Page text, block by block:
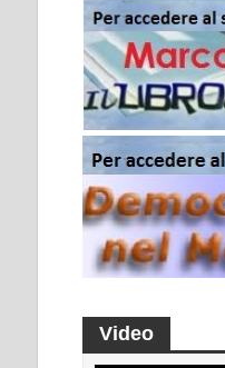
Video